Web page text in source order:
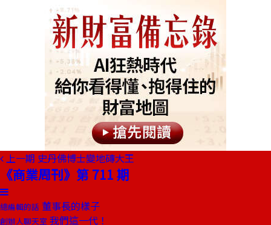
上一期 史丹佛博士變地磚大王
《商業周刊》第 711 期
總編輯的話 董事長的樣子
創辦人聊天室 我們這一代！